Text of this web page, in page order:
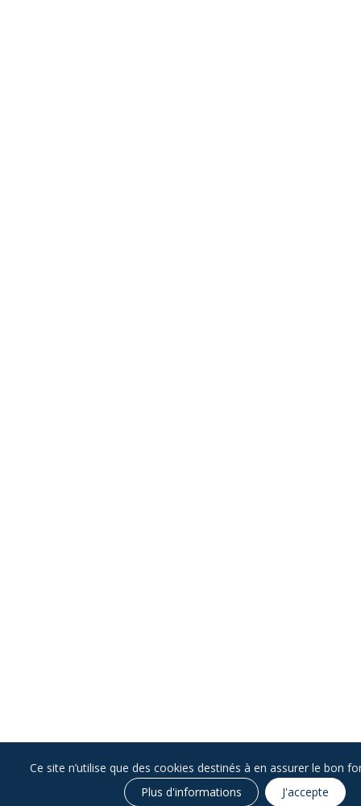
Ce site n’utilise que des cookies destinés à en assurer le bon
Plus d'informations
J'accepte